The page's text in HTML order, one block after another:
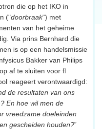
die op het IKO in
("doorbraak") met
van het geheime
Via prins Bernhard die
is op een handelsmissie
Bakker van Philips
af te sluiten voor fl
reageert verontwaardigd:
de resultaten van ons
En hoe wil men de
vreedzame doeleinden
gescheiden houden?”